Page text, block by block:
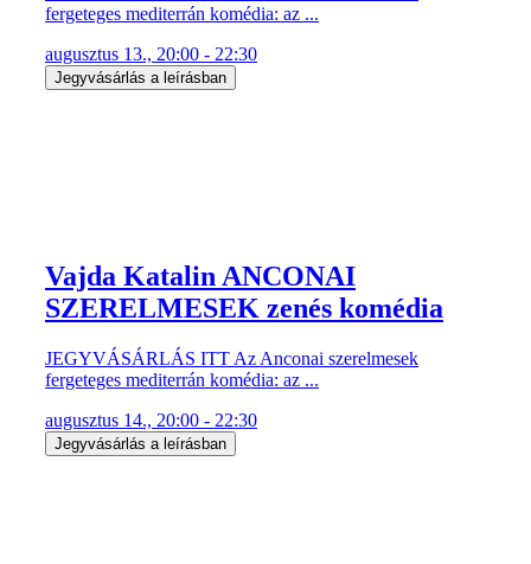
fergeteges mediterrán komédia: az ...
augusztus 13., 20:00 - 22:30
Jegyvásárlás a leírásban
Vajda Katalin ANCONAI
SZERELMESEK zenés komédia
JEGYVÁSÁRLÁS ITT Az Anconai szerelmesek
fergeteges mediterrán komédia: az ...
augusztus 14., 20:00 - 22:30
Jegyvásárlás a leírásban